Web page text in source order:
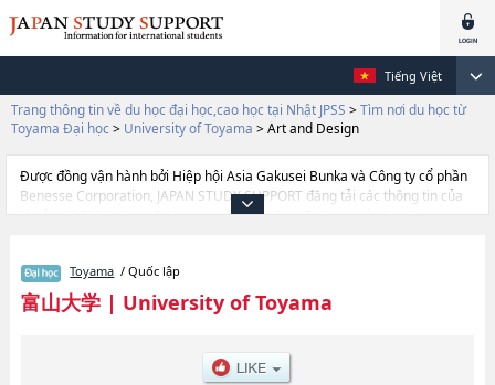
Tiếng Việt
Trang thông tin về du học đại học,cao học tại Nhật JPSS > Tìm nơi du học từ
Toyama Đại học > University of Toyama > Art and Design
Được đồng vận hành bởi Hiệp hội Asia Gakusei Bunka và Công ty cổ phần
Benesse Corporation, JAPAN STUDY SUPPORT đăng tải các thông tin của
khoảng 1.300 trường đại học, cao học, trường đại học ngắn hạn, trường
cần thiết dành cho du học sinh, như là về các Ngành
HumanitieshoặcNgành EconomicshoặcNgành SciencehoặcNgành
EngineeringhoặcNgành School of EducationhoặcNgành
DesignhoặcNgành Sustainable Design, thông tin về từng ngành học, thông
tin liên quan đến thi tuyển như số lượng tuyển sinh, số lượng trúng tuyển,
Toyama / Quốc lập
富山大学| University of Toyama